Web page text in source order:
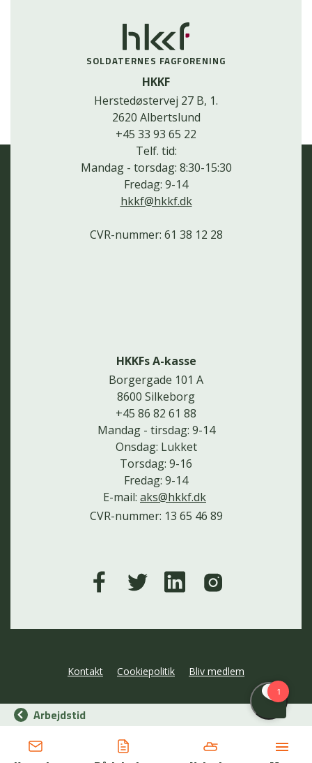
SOLDATERNES FAGFORENING
HKKF
Herstedøstervej 27 B, 1.
2620 Albertslund
+45 33 93 65 22
Telf. tid:
Mandag - torsdag: 8:30-15:30
Fredag: 9-14
hkkf@hkkf.dk
CVR-nummer: 61 38 12 28
HKKFs A-kasse
Borgergade 101 A
8600 Silkeborg
+45 86 82 61 88
Mandag - tirsdag: 9-14
Onsdag: Lukket
Torsdag: 9-16
Fredag: 9-14
E-mail: aks@hkkf.dk
CVR-nummer: 13 65 46 89
Kontakt Cookiepolitik Bliv medlem
Arbejdstid